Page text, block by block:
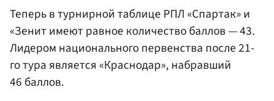
Теперь в турнирной таблице РПЛ «Спартак» и
«Зенит имеют равное количество баллов — 43.
Лидером национального первенства после 21-
го тура является «Краснодар», набравший
46 баллов.